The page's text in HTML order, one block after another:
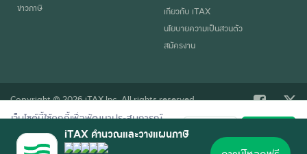
ข่าวภาษี
เกี่ยวกับ iTAX
นโยบายความเป็นส่วนตัว
สมัครงาน
Copyright © 2026 iTAX Inc. All rights reserved.
เว็บไซต์นี้ใช้คุกกี้เพื่อพัฒนาประสบการณ์
การใช้งานที่ดี อ่านรายละเอียดการใช้คุกกี้
ตาม
นโยบายความเป็นส่วนตัวของเรา
iTAX คำนวณและวางแผนภาษี